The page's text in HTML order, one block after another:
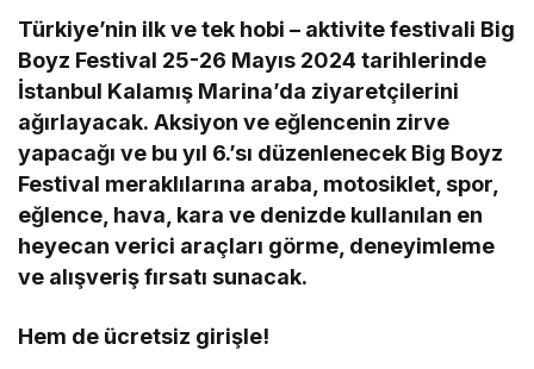
Türkiye’nin ilk ve tek hobi – aktivite festivali Big
Boyz Festival 25-26 Mayıs 2024 tarihlerinde
İstanbul Kalamış Marina’da ziyaretçilerini
ağırlayacak.Aksiyon ve eğlencenin zirve
yapacağı ve bu yıl 6.’sı düzenlenecek Big Boyz
Festival meraklılarına araba, motosiklet, spor,
eğlence, hava, kara ve denizde kullanılan en
heyecan verici araçları görme, deneyimleme
ve alışveriş fırsatı sunacak.
Hem de ücretsiz girişle!